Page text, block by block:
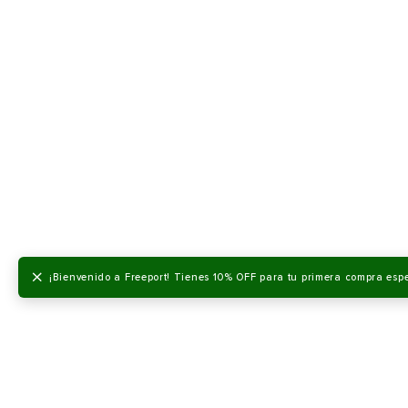
× ¡Bienvenido a Freeport! Tienes 10% OFF para tu primera compra